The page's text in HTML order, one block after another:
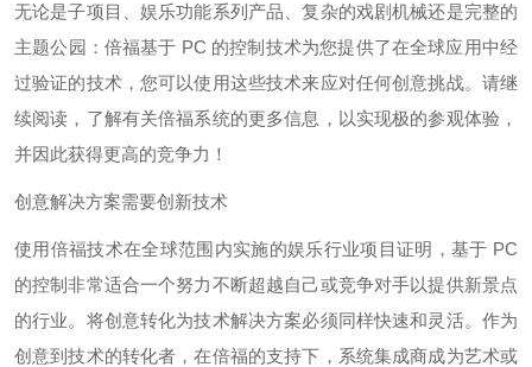
无论是子项目、娱乐功能系列产品、复杂的戏剧机械还是完整的
主题公园：倍福基于 PC 的控制技术为您提供了在全球应用中经
过验证的技术，您可以使用这些技术来应对任何创意挑战。请继
续阅读，了解有关倍福系统的更多信息，以实现极的参观体验，
并因此获得更高的竞争力！
创意解决方案需要创新技术
使用倍福技术在全球范围内实施的娱乐行业项目证明，基于 PC
的控制非常适合一个努力不断超越自己或竞争对手以提供新景点
的行业。将创意转化为技术解决方案必须同样快速和灵活。作为
创意到技术的转化者，在倍福的支持下，系统集成商成为艺术或